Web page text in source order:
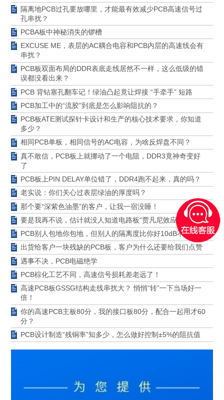
隔离地PCB过孔要放哪里，才能最有效减少PCB高速信号过
孔串扰？
PCBA板中神秘消失的锣槽
EXCUSE ME，表层的AC耦合电容和PCB内层的高速线会有
串扰？
PCB板双面布局的DDR表底走线居然不一样，这么低级的错
误都没看出来？
PCB 背钻塞孔翻车记！绿油凸起竟让焊接 “手牵手” 短路
PCB加工中的“流胶”到底是怎么影响阻抗的？
PCB板ATE测试探针卡设计和生产的核心技术要求，你知道
多少？
相同PCB单板，相同信号的AC电容，为啥反焊盘不同？
真不敢信，PCB板上就挪动了一个电阻，DDR3竟神奇变好
了
PCB板上PIN DELAY单位错了，DDR4跑不起来，真的吗？
老实说：你们关心过表层绿油的厚度吗？
那个要“深紫色油墨”的客户，让我一宿没睡！
要是我再不说，估计就没人知道电路板“贾凡尼效应”了！
PCB别人包地你包地，但别人的隔离度比你好10dB不止
出货给客户一块残缺的PCB板，客户为什么还要给我们点赞
遇事不决，PCB电磁绝学
PCB棕化工艺不同，高速信号损耗差老远了！
高速PCB板GSSG结构走线串扰大？ 悄悄“转”一下当场好一
倍！
你的高速PCB主板80分，我的接口板80分，配合一起用才60
分？
PCB设计制造“残铜率”知多少，怎么做好控制±5%的阻抗值